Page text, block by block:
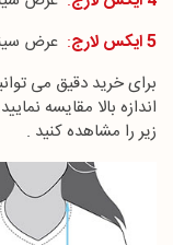
5 ایکس لارج
: عرض سینه 72 سانتی متر - قد تیشرت : 83
برای خرید دقیق می
اندازه بالا مقایسه
زیر را مشاهده کنید .